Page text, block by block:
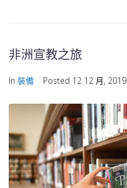
非洲宣教之旅
In 裝備 Posted 12 12 月, 2019